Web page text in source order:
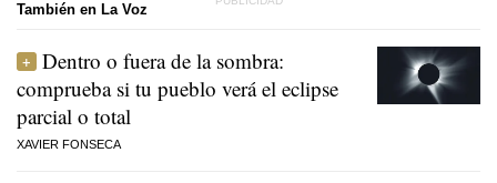
También en La Voz
Dentro o fuera de la sombra:
comprueba si tu pueblo verá el eclipse
parcial o total
XAVIER FONSECA